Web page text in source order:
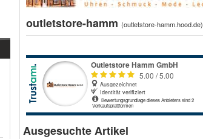
outletstore-hamm (outletstore-hamm.hood.de)
Ausgesuchte Artikel